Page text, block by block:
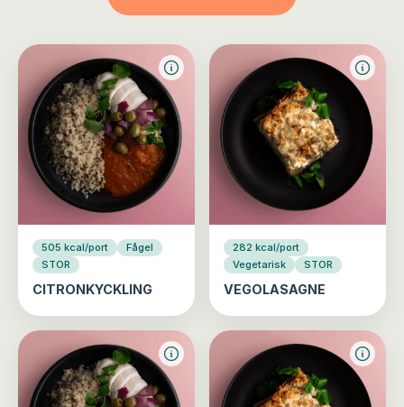
505 kcal/port
Fågel
STOR
CITRONKYCKLING
282 kcal/port
Vegetarisk
STOR
VEGOLASAGNE